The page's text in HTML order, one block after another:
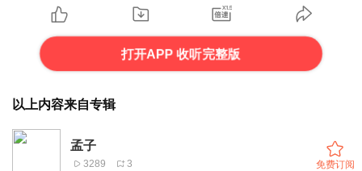
打开APP 收听完整版
以上内容来自专辑
孟子
3289 3 免费订阅